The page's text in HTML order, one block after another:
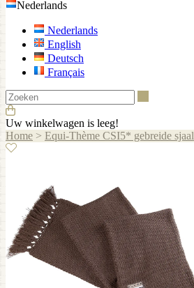
Nederlands
Nederlands
English
Deutsch
Français
Uw winkelwagen is leeg!
Home > Equi-Thème CSI5* gebreide sjaal